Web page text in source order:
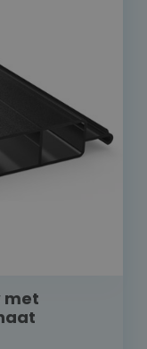
met